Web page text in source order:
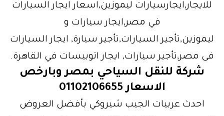
للايجار,ايجارسيارات ليموزين,اسعار ايجار السيارات
في مصر,ايجار سيارات و
ليموزين,تأجير السيارات,تأجير سيارة, ايجار السيارات
فى مصر,تأجير سيارات, ايجار اتوبيسات في القاهرة.
شركة للنقل السياحي بمصر وبارخص
الاسعار 01102106655
احدث عربيات الجيب شيروكي بأفضل العروض